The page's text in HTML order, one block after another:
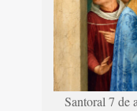
Santoral 7 de